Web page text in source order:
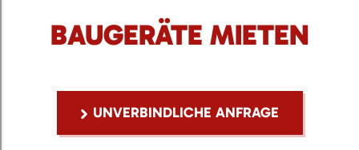
BAUGERÄTE MIETEN
UNVERBINDLICHE ANFRAGE